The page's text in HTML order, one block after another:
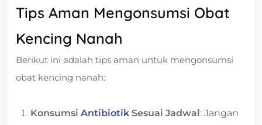
Tips Aman Mengonsumsi Obat
Kencing Nanah
Berikut ini adalah tips aman untuk mengonsumsi
obat kencing nanah:
Konsumsi Antibiotik Sesuai Jadwal: Jangan